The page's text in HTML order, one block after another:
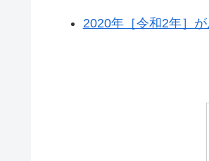
2020年［令和2年］